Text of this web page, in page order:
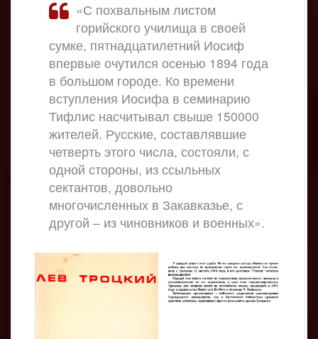
«С похвальным листом
горийского училища в своей
сумке, пятнадцатилетний Иосиф
впервые очутился осенью 1894 года
в большом городе. Ко времени
вступления Иосифа в семинарию
Тифлис насчитывал свыше 150000
жителей. Русские, составлявшие
четверть этого числа, состояли, с
одной стороны, из ссыльных
сектантов, довольно
многочисленных в Закавказье, с
другой – из чиновников и военных».